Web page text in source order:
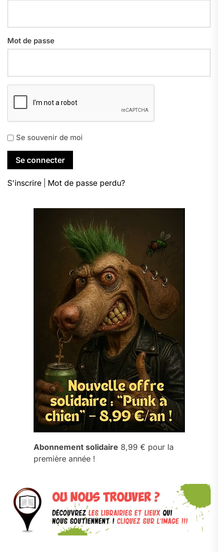
Mot de passe
Se souvenir de moi
S'inscrire Mot de passe perdu?
Abonnement solidaire 8,99 € pour la
première année !